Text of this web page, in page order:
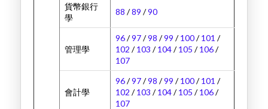
貨幣銀行
學
88 /89 /90
管理學
96/97/98 /99 /100/101 /
102 /103 /104/105 /106/
107
會計學
96/97/98 /99 /100/101 /
102 /103 /104/105 /106/
107